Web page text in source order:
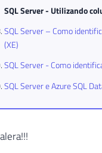
SQL Server - Utilizando
SQL Server – Como
(XE)
SQL Server - Como
SQL Server e Azure SQL